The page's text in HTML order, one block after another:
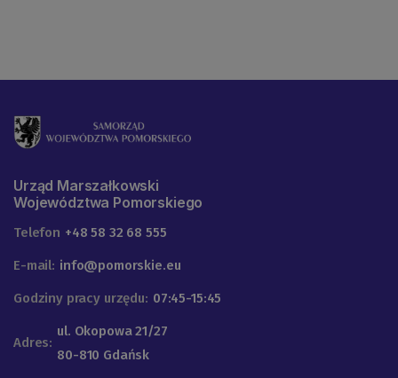
Urząd Marszałkowski
Województwa Pomorskiego
Telefon +48 58 32 68 555
E-mail: info@pomorskie.eu
Godziny pracy urzędu: 07:45-15:45
Adres:
ul. Okopowa 21/27
80-810 Gdańsk